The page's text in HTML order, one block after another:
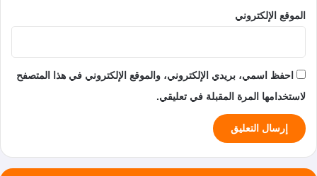
الموقع الإلكتروني
احفظ اسمي، بريدي الإلكتروني، والموقع الإلكتروني في هذا المتصفح
لاستخدامها المرة المقبلة في تعليقي.